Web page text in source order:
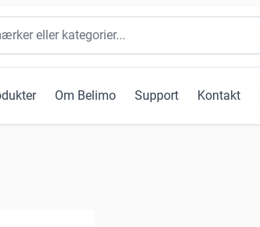
Om Belimo Support Kontakt